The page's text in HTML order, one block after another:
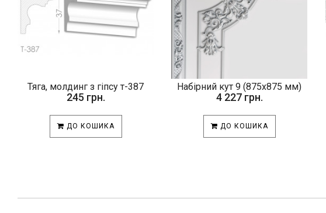
Тяга, молдинг з гіпсу т-387
245 грн.
ДО КОШИКА
Набірний кут 9 (875х875 мм)
4 227 грн.
ДО КОШИКА